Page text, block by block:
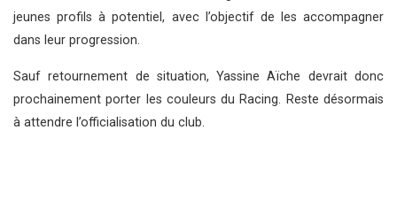
jeunes profils à potentiel, avec l’objectif de les accompagner
dans leur progression.
Sauf retournement de situation, Yassine Aïche devrait donc
prochainement porter les couleurs du Racing. Reste désormais
à attendre l’officialisation du club.